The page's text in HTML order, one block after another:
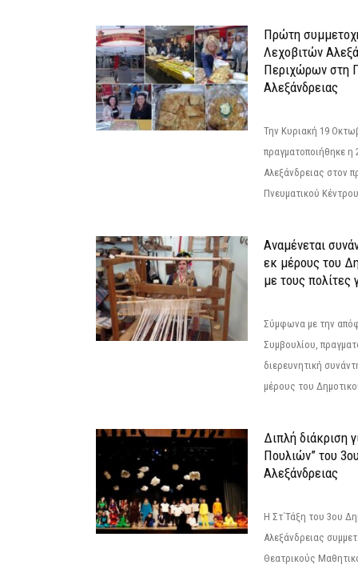
Πρώτη
Λεχοβιτών
Περιχώρων στη
Αλεξάνδρειας
Την Κυριακή 19
πραγματοποιήθηκε η
Αλεξάνδρειας στον
Πνευματικού
Αναμένεται
εκ μέρους του
με τους πολίτες
Σύμφωνα με την
Συμβουλίου,
διερευνητική
μέρους του
Διπλή διάκριση
Πουλιών” του
Αλεξάνδρειας
Η Στ΄Τάξη του 3ου
Αλεξάνδρειας
Θεατρικούς